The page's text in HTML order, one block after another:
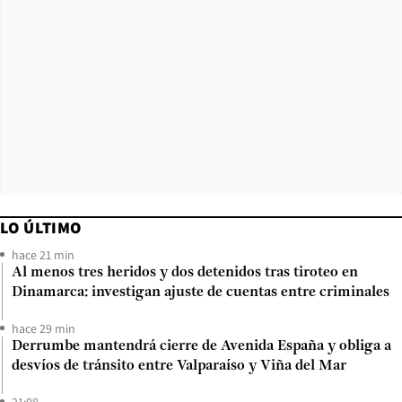
LO ÚLTIMO
hace 21 min
Al menos tres heridos y dos detenidos tras tiroteo en
Dinamarca: investigan ajuste de cuentas entre criminales
hace 29 min
Derrumbe mantendrá cierre de Avenida España y obliga a
desvíos de tránsito entre Valparaíso y Viña del Mar